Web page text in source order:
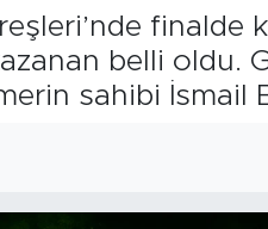
belli
sahibi İsmail